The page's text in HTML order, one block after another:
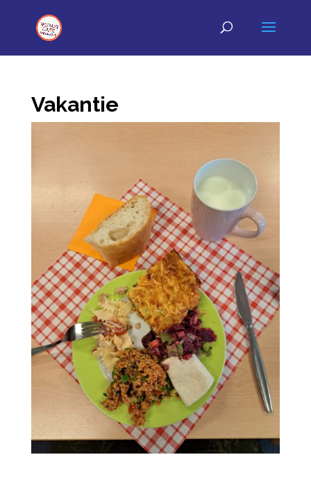
Vakantie